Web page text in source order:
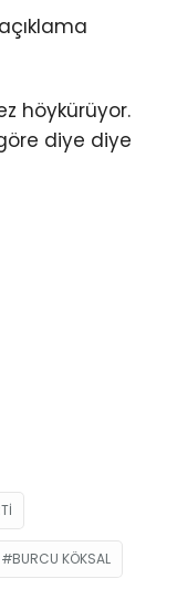
höykürüyor.
diye diye
BURCU KÖKSAL